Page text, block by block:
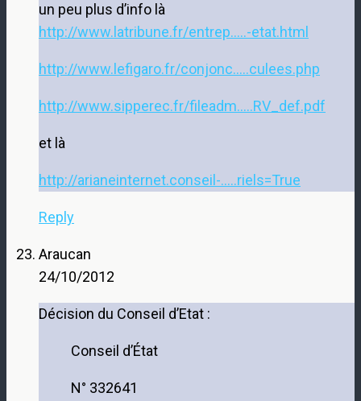
un peu plus d’info là
http://www.latribune.fr/entrep.....-etat.html
http://www.lefigaro.fr/conjonc.....culees.php
http://www.sipperec.fr/fileadm.....RV_def.pdf
et là
http://arianeinternet.conseil-.....riels=True
Reply
Araucan
24/10/2012
Décision du Conseil d’Etat :
Conseil d’État
N° 332641